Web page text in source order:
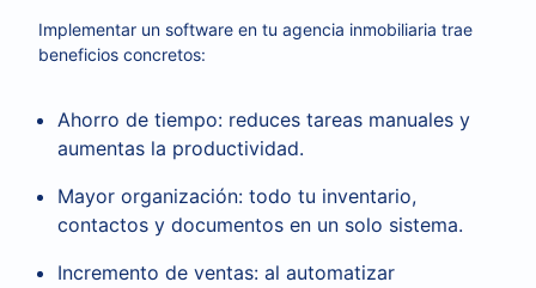
Implementar un software en tu agencia inmobiliaria trae
beneficios concretos:
Ahorro de tiempo: reduces tareas manuales y
aumentas la productividad.
Mayor organización: todo tu inventario,
contactos y documentos en un solo sistema.
Incremento de ventas: al automatizar